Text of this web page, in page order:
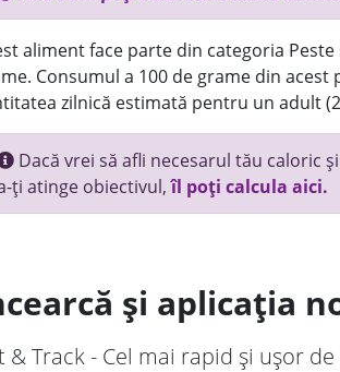
aliment face parte din categoria
Consumul a 100 de grame din
zilnică estimată pentru un adult
Dacă vrei să afli necesarul tău caloric
ți atinge obiectivul,îl poți calcula aici.
și aplicația
& Track - Cel mai rapid și ușor